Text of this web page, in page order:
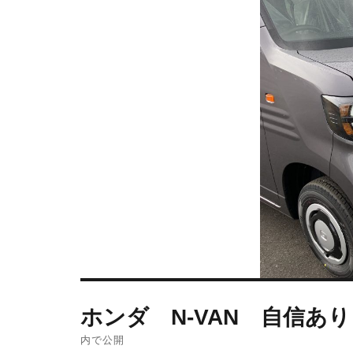
ホンダ N-VAN 自信あ
内で公開